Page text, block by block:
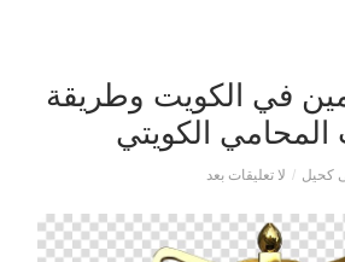
في الكويت وطريقة
الكويتي
كحيل / لا تعليقات بعد